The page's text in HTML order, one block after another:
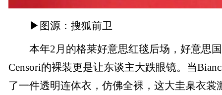
▶图源：搜狐前卫
本年2月的格莱好意思红毯后场，好意思国
Censori的裸装更是让东谈主大跌眼镜。当
了一件透明连体衣，仿佛全裸，这大圭臬衣裳